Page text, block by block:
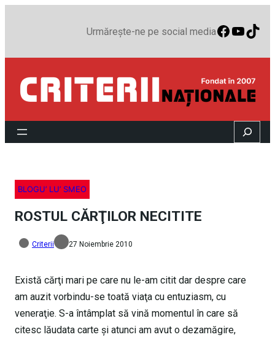
Urmărește-ne pe social media
Search
BLOGU’ LU’ SMEO
ROSTUL CĂRŢILOR NECITITE
Criterii 27 Noiembrie 2010
Există cărţi mari pe care nu le-am citit dar despre care
am auzit vorbindu-se toată viaţa cu entuziasm, cu
veneraţie. S-a întâmplat să vină momentul în care să
citesc lăudata carte şi atunci am avut o dezamăgire,